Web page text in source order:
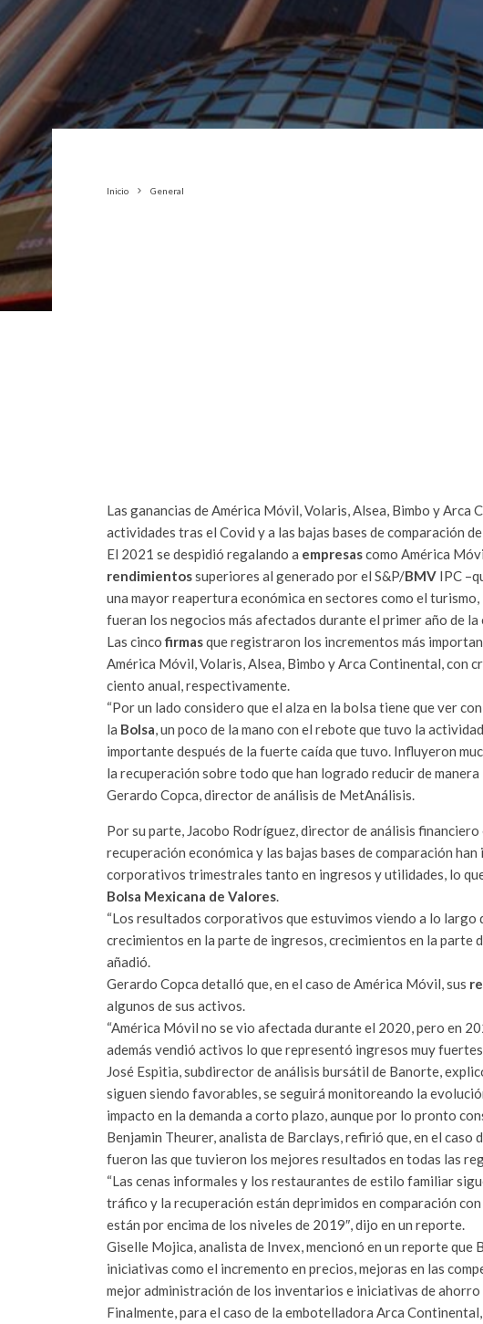
Inicio General
Las ganancias de América Móvil, Volaris, Alsea, Bimbo y
actividades tras el Covid y a las bajas bases de comparación
El 2021 se despidió regalando a empresascomo América
rendimientossuperiores al generado por el S&P/BMV IPC
una mayor reapertura económica en sectores como el
fueran los negocios más afectados durante el primer año de
Las cincofirmasque registraron los incrementos más
América Móvil, Volaris, Alsea, Bimbo y Arca Continental, con
ciento anual, respectivamente.
“Por un lado considero que el alza en la bolsa tiene que ver
la Bolsa, un poco de la mano con el rebote que tuvo la
importante después de la fuerte caída que tuvo. Influyeron
la recuperación sobre todo que han logrado reducir de
Gerardo Copca, director de análisis de MetAnálisis.
Por su parte, Jacobo Rodríguez, director de análisis financiero
recuperación económica y las bajas bases de comparación han
corporativos trimestrales tanto en ingresos y utilidades, lo
Bolsa Mexicana de Valores.
“Los resultados corporativos que estuvimos viendo a lo
crecimientos en la parte de ingresos, crecimientos en la parte
añadió.
Gerardo Copca detalló que, en el caso de América Móvil, sus
algunos de sus activos.
“América Móvil no se vio afectada durante el 2020, pero en
además vendió activos lo que representó ingresos muy
José Espitia, subdirector de análisis bursátil de Banorte,
siguen siendo favorables, se seguirá monitoreando la
impacto en la demanda a corto plazo, aunque por lo pronto
Benjamin Theurer, analista de Barclays, refirió que, en el caso
fueron las que tuvieron los mejores resultados en todas las
“Las cenas informales y los restaurantes de estilo familiar
tráfico y la recuperación están deprimidos en comparación
están por encima de los niveles de 2019″, dijo en un reporte.
Giselle Mojica, analista de Invex, mencionó en un reporte que
iniciativas como el incremento en precios, mejoras en las
mejor administración de los inventarios e iniciativas de
Finalmente, para el caso de la embotelladora Arca